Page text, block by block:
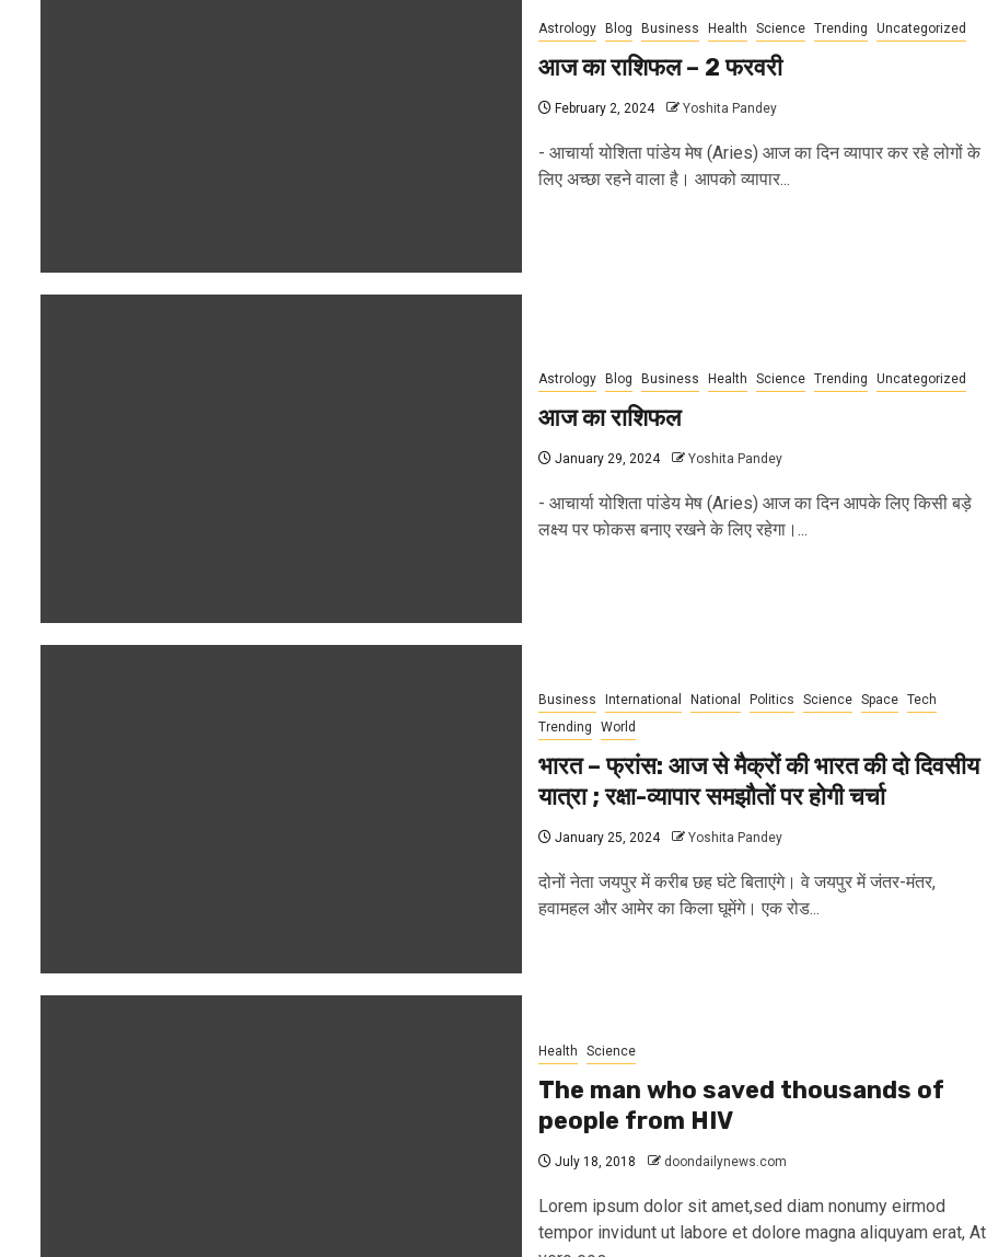
Astrology Blog Business Health Science Trending Uncategorized
आज का राशिफल – 2 फरवरी
February 2, 2024 Yoshita Pandey
- आचार्या योशिता पांडेय मेष (Aries) आज का दिन व्यापार कर रहे लोगों के
लिए अच्छा रहने वाला है। आपको व्यापार...
Astrology Blog Business Health Science Trending Uncategorized
आज का राशिफल
January 29, 2024 Yoshita Pandey
- आचार्या योशिता पांडेय मेष (Aries) आज का दिन आपके लिए किसी बड़े
लक्ष्य पर फोकस बनाए रखने के लिए रहेगा।...
Business International National Politics Science Space
Tech
Trending
World
भारत – फ्रांस: आज से मैक्रों की भारत की दो दिवसीय
यात्रा ; रक्षा-व्यापार समझौतों पर होगी चर्चा
January 25, 2024 Yoshita Pandey
दोनों नेता जयपुर में करीब छह घंटे बिताएंगे। वे जयपुर में जंतर-मंतर,
हवामहल और आमेर का किला घूमेंगे। एक रोड...
Health Science
The man who saved thousands of
people from HIV
July 18, 2018 doondailynews.com
Lorem ipsum dolor sit amet,sed diam nonumy eirmod
tempor invidunt ut labore et dolore magna aliquyam erat, At